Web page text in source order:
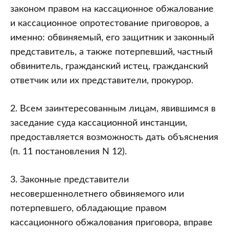
законом правом на кассационное обжалование
и кассационное опротестование приговоров, а
именно: обвиняемый, его защитник и законный
представитель, а также потерпевший, частный
обвинитель, гражданский истец, гражданский
ответчик или их представители, прокурор.
2. Всем заинтересованным лицам, явившимся в
заседание суда кассационной инстанции,
предоставляется возможность дать объяснения
(п. 11 постановления N 12).
3. Законные представители
несовершеннолетнего обвиняемого или
потерпевшего, обладающие правом
кассационного обжалования приговора, вправе